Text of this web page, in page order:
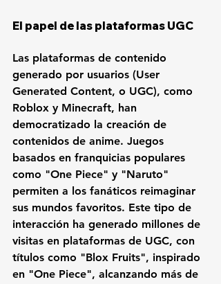
El papel de las plataformas UGC
Las plataformas de contenido
generado por usuarios (User
Generated Content, o UGC), como
Roblox y Minecraft, han
democratizado la creación de
contenidos de anime. Juegos
basados en franquicias populares
como "One Piece" y "Naruto"
permiten a los fanáticos reimaginar
sus mundos favoritos. Este tipo de
interacción ha generado millones de
visitas en plataformas de UGC, con
títulos como "Blox Fruits", inspirado
en "One Piece", alcanzando más de